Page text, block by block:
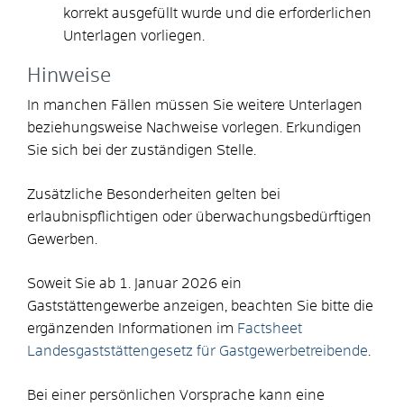
korrekt ausgefüllt wurde und die erforderlichen
Unterlagen vorliegen.
Hinweise
In manchen Fällen müssen Sie weitere Unterlagen
beziehungsweise Nachweise vorlegen. Erkundigen
Sie sich bei der zuständigen Stelle.
Zusätzliche Besonderheiten gelten bei
erlaubnispflichtigen oder überwachungsbedürftigen
Gewerben.
Soweit Sie ab 1. Januar 2026 ein
Gaststättengewerbe anzeigen, beachten Sie bitte die
ergänzenden Informationen im Factsheet
Landesgaststättengesetz für Gastgewerbetreibende
Bei einer persönlichen Vorsprache kann eine